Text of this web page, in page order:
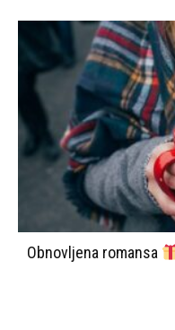
Obnovljena romansa